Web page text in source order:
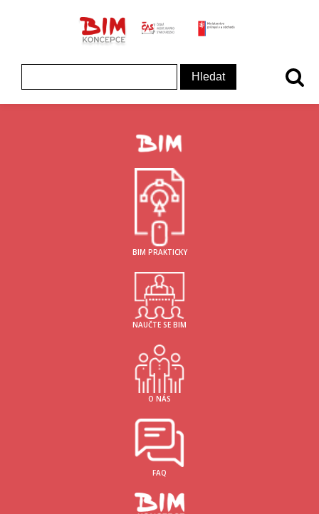
Koncepce BIM - logo
ČAS - logo
BIM PRAKTICKY
NAUČTE SE BIM
O NÁS
FAQ